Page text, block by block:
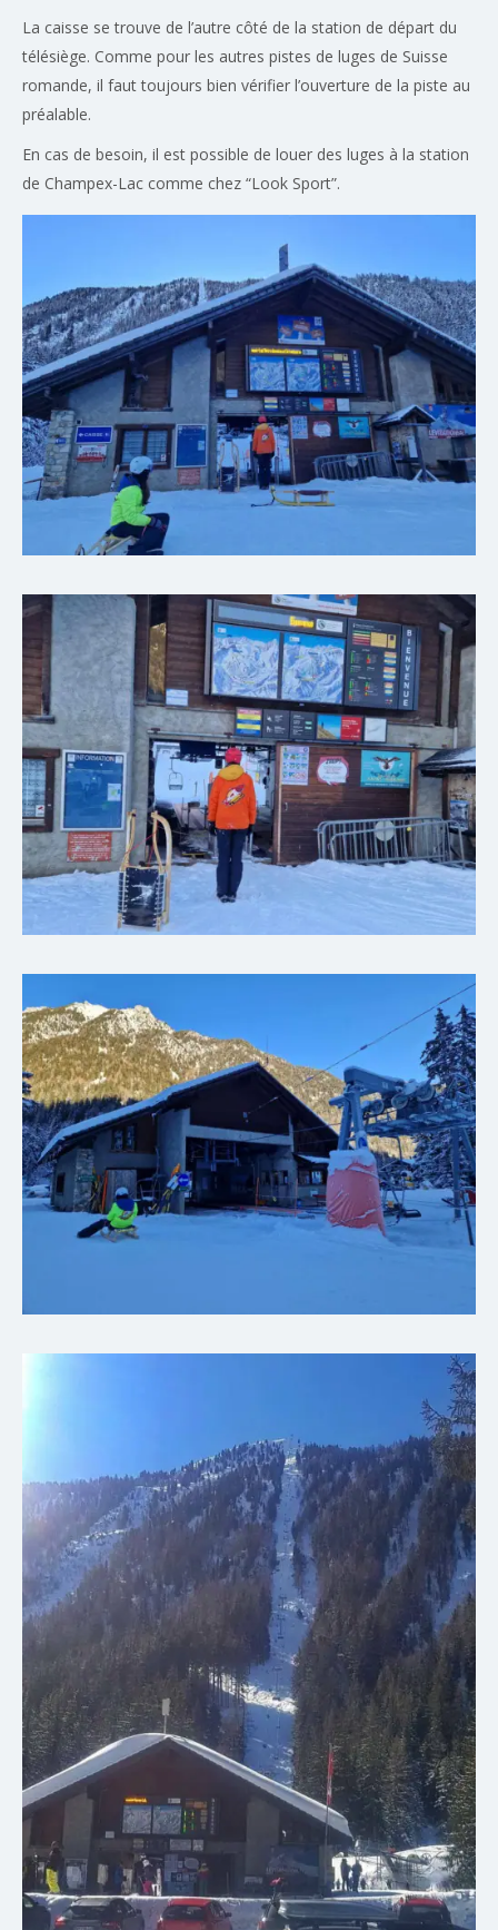
La caisse se trouve de l’autre côté de la station de départ du
télésiège. Comme pour les autres pistes de luges de Suisse
romande, il faut toujours bien vérifier l’ouverture de la piste au
préalable.
En cas de besoin, il est possible de louer des luges à la station
de Champex-Lac comme chez “Look Sport”.